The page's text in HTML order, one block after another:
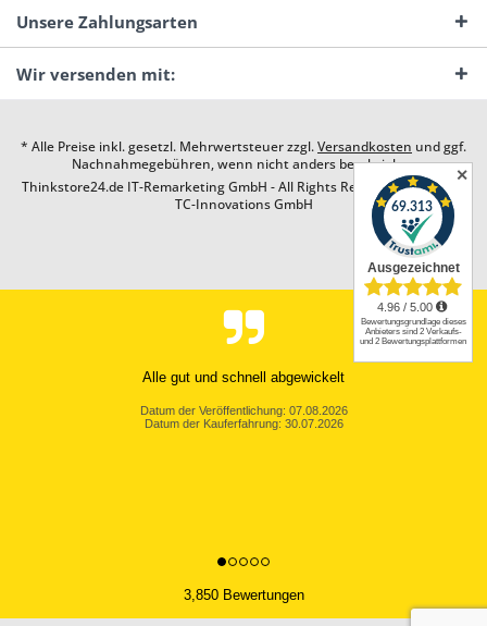
Unsere Zahlungsarten
Wir versenden mit:
* Alle Preise inkl. gesetzl. Mehrwertsteuer zzgl.Versandkosten und ggf.
Nachnahmegebühren, wenn nicht anders beschrieben
Thinkstore24.de IT-Remarketing GmbH - All Rights Reserved. Design by
TC-Innovations GmbH
Alle gut und schnell abgewickelt
Datum der Veröffentlichung: 07.08.2026
Datum der Kauferfahrung: 30.07.2026
3,850 Bewertungen
✕